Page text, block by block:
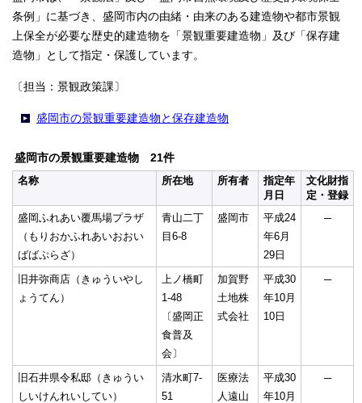
条例」に基づき、盛岡市内の由緒・由来のある建造物や都市景観
上保全が必要な歴史的建造物を「景観重要建造物」及び「保存建
造物」として指定・保護しています。
〔担当：景観政策課〕
盛岡市の景観重要建造物と保存建造物
盛岡市の景観重要建造物 21件
名称
所在地 所有者
指定年
月日
文化財指
定・登録
盛岡ふれあい覆馬場プラザ
（もりおかふれあいおおい
ばばぷらざ）
青山二丁
目6-8
盛岡市
平成24
年6月
29日
─
旧井弥商店（きゅういやし
ょうてん）
上ノ橋町
1-48
〔盛岡正
食普及
会〕
加賀野
土地株
式会社
平成30
年10月
10日
─
旧石井県令私邸（きゅうい
しいけんれいしてい）
清水町7-
51
医療法
人遠山
平成30
年10月
─